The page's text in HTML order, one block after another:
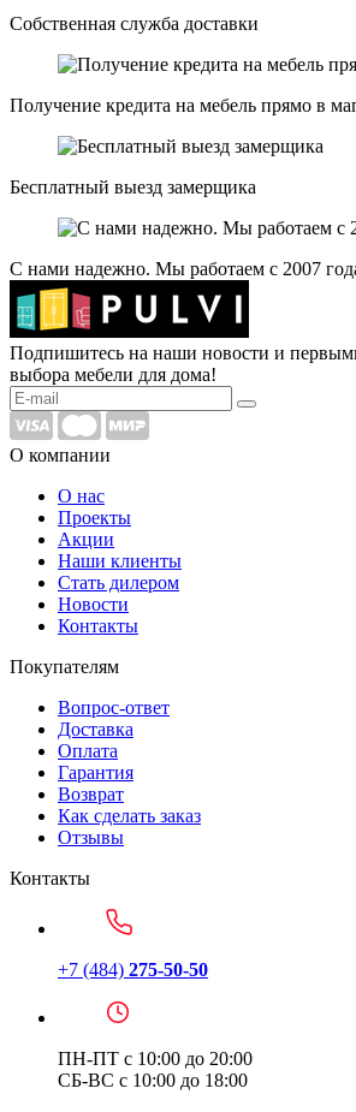
Собственная служба доставки
Получение кредита на мебель прямо в
Бесплатный выезд замерщика
С нами надежно. Мы работаем с 2007
Подпишитесь на наши новости и
выбора мебели для дома!
О компании
О нас
Проекты
Акции
Наши клиенты
Стать дилером
Новости
Контакты
Покупателям
Вопрос-ответ
Доставка
Оплата
Гарантия
Возврат
Как сделать заказ
Отзывы
Контакты
+7 (484) 275-50-50
ПН-ПТ с 10:00 до 20:00
СБ-ВС с 10:00 до 18:00